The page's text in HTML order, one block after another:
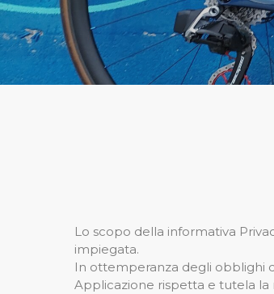
Lo scopo della informativa
impiegata.
In ottemperanza degli obblighi
Applicazione rispetta e tutela la